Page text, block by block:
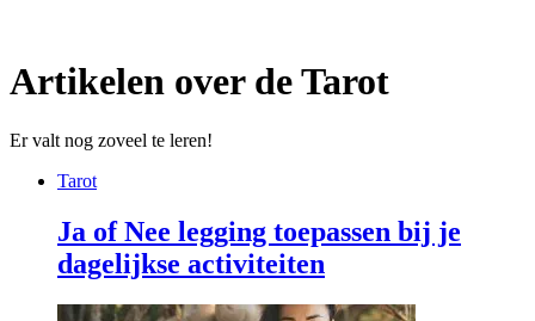
Artikelen over de Tarot
Er valt nog zoveel te leren!
Tarot
Ja of Nee legging toepassen bij je
dagelijkse activiteiten